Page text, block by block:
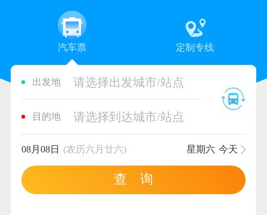
汽车票 定制专线
出发地 请选择出发城市/站点
目的地 请选择到达城市/站点
08月08日 (农历六月廿六) 星期六 今天
查 询